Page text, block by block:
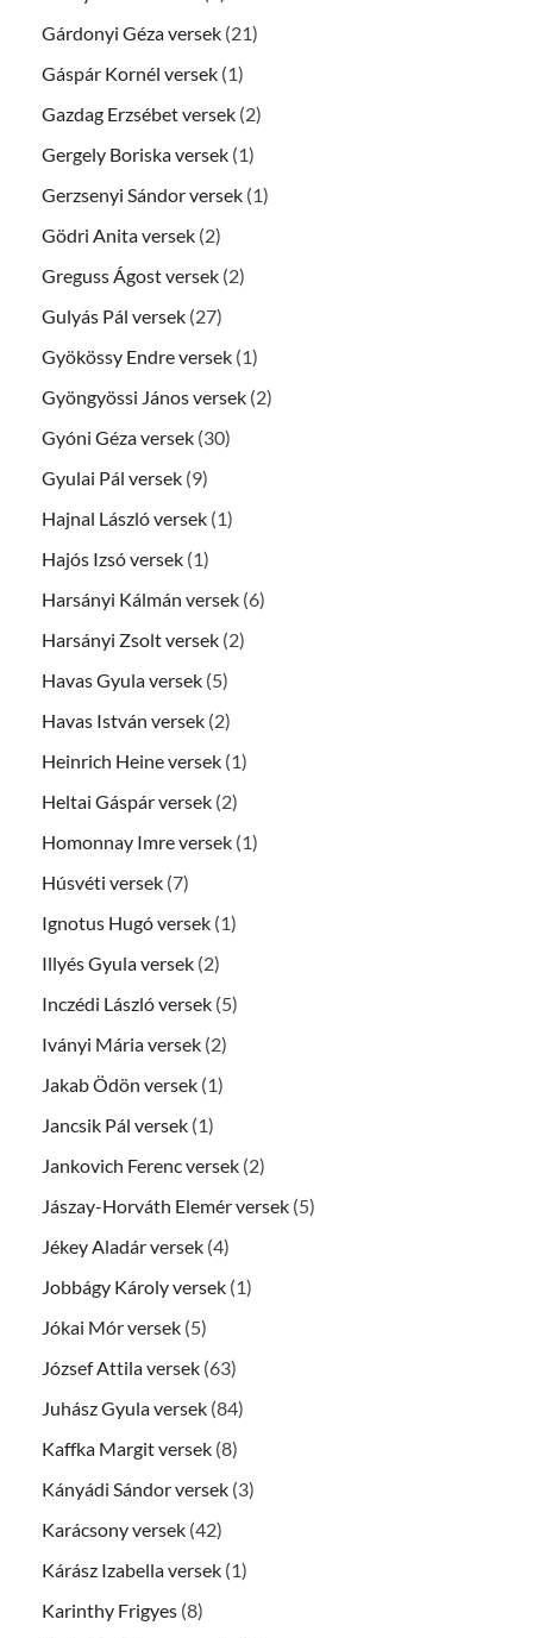
Gárdonyi Géza versek (21)
Gáspár Kornél versek (1)
Gazdag Erzsébet versek (2)
Gergely Boriska versek (1)
Gerzsenyi Sándor versek (1)
Gödri Anita versek (2)
Greguss Ágost versek (2)
Gulyás Pál versek (27)
Gyökössy Endre versek (1)
Gyöngyössi János versek (2)
Gyóni Géza versek (30)
Gyulai Pál versek (9)
Hajnal László versek (1)
Hajós Izsó versek (1)
Harsányi Kálmán versek (6)
Harsányi Zsolt versek (2)
Havas Gyula versek (5)
Havas István versek (2)
Heinrich Heine versek (1)
Heltai Gáspár versek (2)
Homonnay Imre versek (1)
Húsvéti versek (7)
Ignotus Hugó versek (1)
Illyés Gyula versek (2)
Inczédi László versek (5)
Iványi Mária versek (2)
Jakab Ödön versek (1)
Jancsik Pál versek (1)
Jankovich Ferenc versek (2)
Jászay-Horváth Elemér versek (5)
Jékey Aladár versek (4)
Jobbágy Károly versek (1)
Jókai Mór versek (5)
József Attila versek (63)
Juhász Gyula versek (84)
Kaffka Margit versek (8)
Kányádi Sándor versek (3)
Karácsony versek (42)
Kárász Izabella versek (1)
Karinthy Frigyes (8)